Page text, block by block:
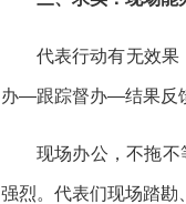
代表行动有无效
办—跟踪督办—结果反
现场办公，不拖
强烈。代表们现场踏勘